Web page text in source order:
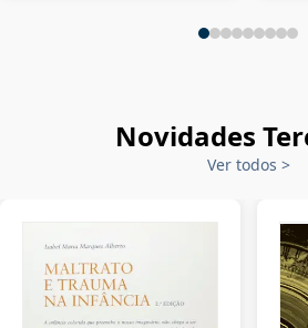
Novidades
Ver todos >